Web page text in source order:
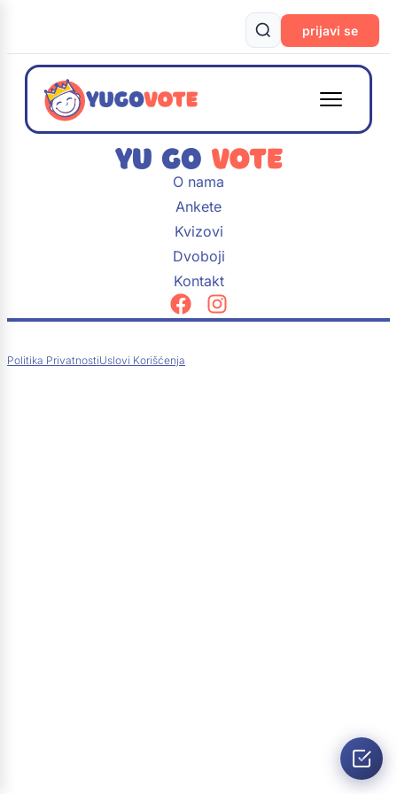
prijavi se
O nama
Ankete
Kvizovi
Dvoboji
Kontakt
Politika PrivatnostiUslovi Korišćenja